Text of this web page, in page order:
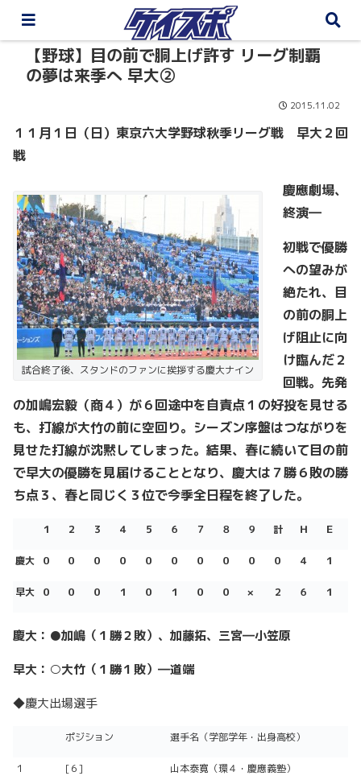
【野球】目の前で胴上げ許す リーグ制覇
の夢は来季へ 早大②
2015.11.02
１１月１日（日）東京六大学野球秋季リーグ戦 早大２回
戦
試合終了後、スタンドのファンに挨拶する慶大ナイン
慶應劇場、
終演―
初戦で優勝
への望みが
絶たれ、目
の前の胴上
げ阻止に向
け臨んだ２
回戦。先発
の加嶋宏毅（商４）が６回途中を自責点１の好投を見せる
も、打線が大竹の前に空回り。シーズン序盤はつながりを
見せた打線が沈黙してしまった。結果、春に続いて目の前
で早大の優勝を見届けることとなり、慶大は７勝６敗の勝
ち点３、春と同じく３位で今季全日程を終了した。
１ ２ ３ ４ ５ ６ ７ ８ ９ 計 Ｈ Ｅ
慶大 ０ ０ ０ ０ ０ ０ ０ ０ ０ ０ ４ １
早大 ０ ０ ０ １ ０ １ ０ ０ × ２ ６ １
慶大：●加嶋（１勝２敗）、加藤拓、三宮―小笠原
早大：○大竹（１勝１敗）―道端
◆慶大出場選手
ポジション 選手名（学部学年・出身高校）
１ [６] 山本泰寛（環４・慶應義塾）